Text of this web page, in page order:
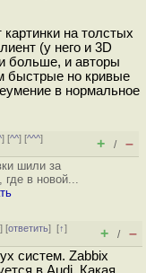
на толстых
(у него и 3D
больше, и авторы
быстрые но кривые
в нормальное
] [^^] [^^^]
+ / –
шили за
в новой...
] [ответить][↑]
+ / –
систем. Zabbix